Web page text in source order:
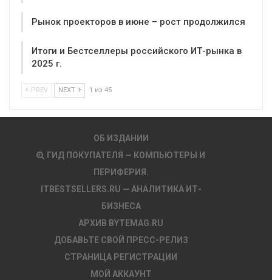
Рынок проекторов в июне – рост продолжился
Итоги и Бестселлеры российского ИТ-рынка в
2025 г.
PREV NEXT 1 из 45
ОБ ИЗДАНИИ
ГИД ПОКУПАТЕЛЯ — КОМПЬЮТЕРЫ И
ПЕРИФЕРИЯ.
ITBESTSELLERS.RU — АНАЛИТИКА ИТ-
БИЗНЕСА
АРХИВ BYTEMAG.RU
ДОБАВЬТЕ СВОЙ ПРЕСС-РЕЛИЗ
СТРАНИЦА РЕГИСТРАЦИИ
МОЙ АККАУНТ